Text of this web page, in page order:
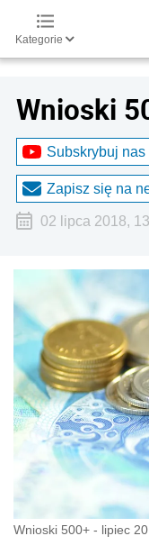
Kategorie
Wnioski
Subskrybuj nas
Zapisz się na
02 lipca 2018,
Wnioski 500+ - lipiec